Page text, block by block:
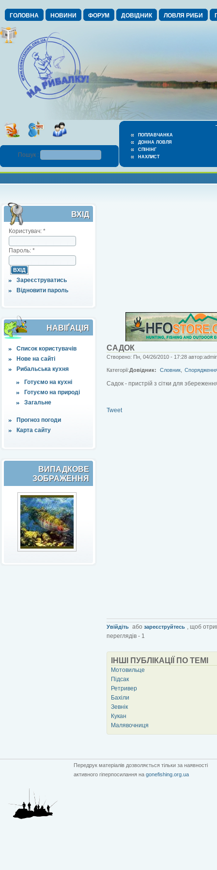
ГОЛОВНА НОВИНИ ФОРУМ ДОВІДНИК ЛОВЛЯ РИБИ
ПОПЛАВЧАНКА
ДОННА ЛОВЛЯ
СПІНІНГ
НАХЛИСТ
Пошук :
ВХІД
Користувач: *
Пароль: *
Зареєструватись
Відновити пароль
НАВІҐАЦІЯ
Список користувачів
Нове на сайті
Рибальська кухня
Готуємо на кухні
Готуємо на природі
Загальне
Прогноз погоди
Карта сайту
ВИПАДКОВЕ
ЗОБРАЖЕННЯ
САДОК
Створено: Пн, 04/26/2010 - 17:28
Категорії:Довідник: Словник
Садок - пристрій з сітки для
Tweet
Увійдіть або зареєструйтесь , щоб
переглядів - 1
ІНШІ ПУБЛІКАЦІЇ ПО ТЕМІ
Мотовильце
Підсак
Ретривер
Бахіли
Зевнік
Кукан
Малявочниця
Передрук матеріалів дозволяється тільки за наявності
активного гіперпосилання на gonefishing.org.ua